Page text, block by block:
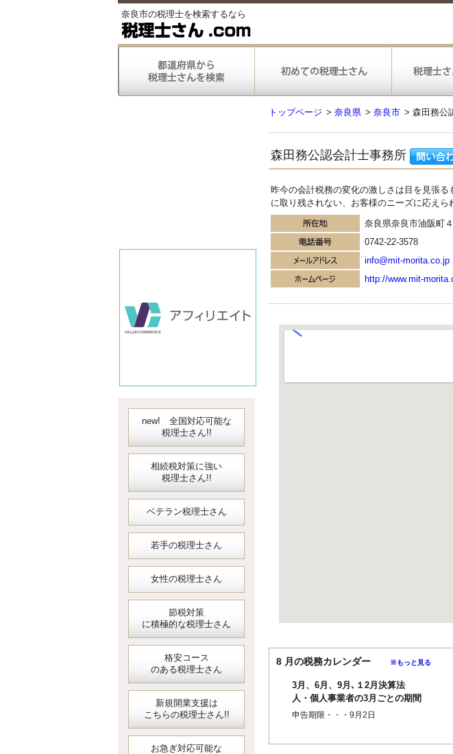
奈良市の税理士を検索するなら
new! 全国対応可能な
税理士さん!!
相続税対策に強い
税理士さん!!
ベテラン税理士さん
若手の税理士さん
女性の税理士さん
節税対策
に積極的な税理士さん
格安コース
のある税理士さん
新規開業支援は
こちらの税理士さん!!
お急ぎ対応可能な
トップページ > 奈良県 > 奈良市 > 森田務公
森田務公認会計士事務所
昨今の会計税務の変化の激しさは目を見張
に取り残されない、お客様のニーズに応えら
奈良県奈良市油阪町
0742-22-3578
info@mit-morita.co.jp
http://www.mit-
8 月の税務カレンダー ※もっと見る
3月、6月、9月､１2月決算法
人・個人事業者の3月ごとの期間
短縮に係る確定申告＜消費税・
申告期限・・・9月2日